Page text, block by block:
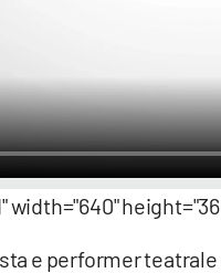
e performer